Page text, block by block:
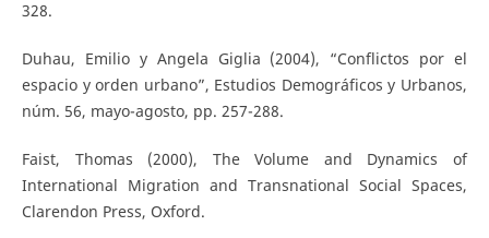
328.
Duhau, Emilio y Angela Giglia (2004), “Conflictos por el
espacio y orden urbano”, Estudios Demográficos y Urbanos,
núm. 56, mayo-agosto, pp. 257-288.
Faist, Thomas (2000), The Volume and Dynamics of
International Migration and Transnational Social Spaces,
Clarendon Press, Oxford.